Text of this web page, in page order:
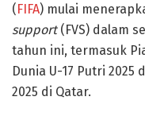
(FIFA) mulai
support(FVS) dalam
tahun ini, termasuk
Dunia U-17 Putri 2025
2025 di Qatar.